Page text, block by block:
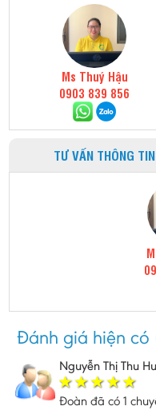
Ms Thuý Hậu
0903 839 856
TƯ VẤN THÔNG
Đánh giá hiện có
Nguyễn Thị Thu
Đoàn đã có 1